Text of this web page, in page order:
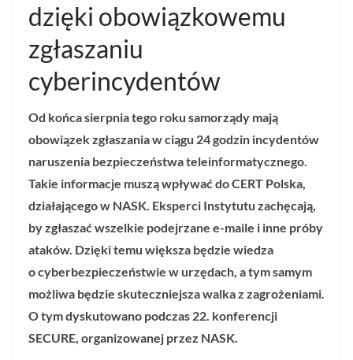
dzięki obowiązkowemu
zgłaszaniu
cyberincydentów
Od końca sierpnia tego roku samorządy mają
obowiązek zgłaszania w ciągu 24 godzin incydentów
naruszenia bezpieczeństwa teleinformatycznego.
Takie informacje muszą wpływać do CERT Polska,
działającego w NASK. Eksperci Instytutu zachęcają,
by zgłaszać wszelkie podejrzane e-maile i inne próby
ataków. Dzięki temu większa będzie wiedza
o cyberbezpieczeństwie w urzędach, a tym samym
możliwa będzie skuteczniejsza walka z zagrożeniami.
O tym dyskutowano podczas 22. konferencji
SECURE, organizowanej przez NASK.